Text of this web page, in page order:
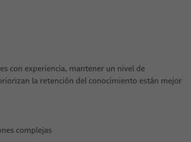
con experiencia, mantener un nivel de
la retención del conocimiento están mejor
complejas